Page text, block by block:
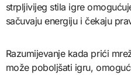
strpljivijeg stila igre
sačuvaju energiju i čekaju
Razumijevanje kada prići
može poboljšati igru,